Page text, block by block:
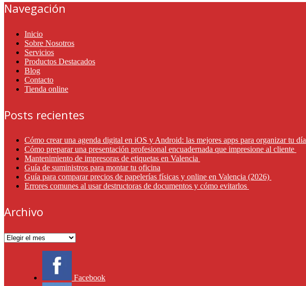
Navegación
Inicio
Sobre Nosotros
Servicios
Productos Destacados
Blog
Contacto
Tienda online
Posts recientes
Cómo crear una agenda digital en iOS y Android: las mejores apps para organizar tu día
Cómo preparar una presentación profesional encuadernada que impresione al cliente
Mantenimiento de impresoras de etiquetas en Valencia
Guía de suministros para montar tu oficina
Guía para comparar precios de papelerías físicas y online en Valencia (2026)
Errores comunes al usar destructoras de documentos y cómo evitarlos
Archivo
Archivo
Facebook